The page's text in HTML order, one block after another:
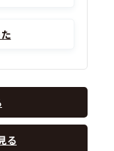
る